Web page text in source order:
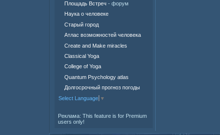
Площадь Встреч - форум
Наука о человеке
Старый город
Атлас возможностей человека
Create and Make miracles
Classical Yoga
College of Yoga
Quantum Psychology atlas
Долгосрочный прогноз погоды
Select Language ▼
Реклама: This feature is for Premium
users only!